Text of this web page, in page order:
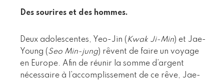
Des sourires et des hommes.
Deux adolescentes, Yeo-Jin ( Kwak Ji-Min) et Jae-
Young (Seo Min-jung) rêvent de faire un voyage
en Europe. Afin de réunir la somme d’argent
nécessaire à l’accomplissement de ce rêve, Jae-